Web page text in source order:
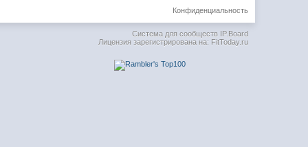
Конфиденциальность
Система для сообществ IP.Board
Лицензия зарегистрирована на: FitToday.ru